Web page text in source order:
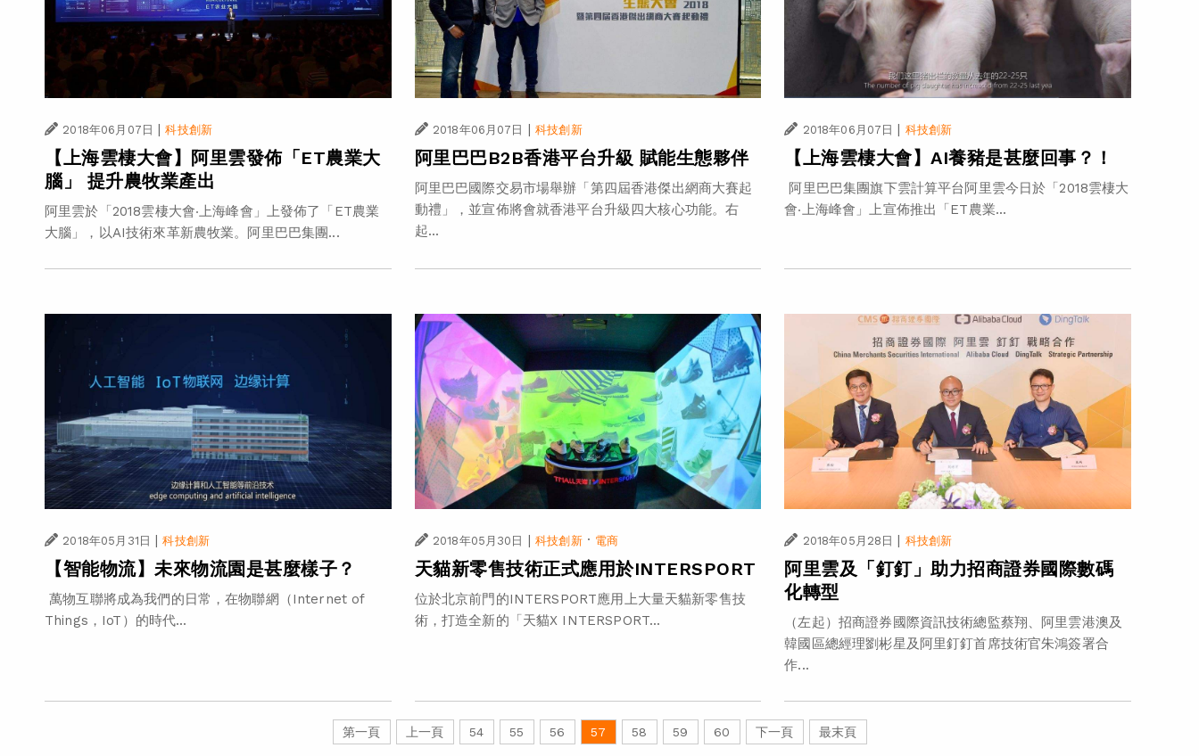
2018年06月07日 | 科技創新
【上海雲棲大會】阿里雲發佈「ET農業大
腦」 提升農牧業產出
阿里雲於「2018雲棲大會‧上海峰會」上發佈了「ET農業
大腦」，以AI技術來革新農牧業。阿里巴巴集團...
2018年06月07日 | 科技創新
阿里巴巴B2B香港平台升級 賦能生態夥伴
阿里巴巴國際交易市場舉辦「第四屆香港傑出網商大賽起
動禮」，並宣佈將會就香港平台升級四大核心功能。右
起...
2018年06月07日 | 科技創新
【上海雲棲大會】AI養豬是甚麼回事？！
阿里巴巴集團旗下雲計算平台阿里雲今日於「2018雲棲大
會‧上海峰會」上宣佈推出「ET農業...
2018年05月31日 | 科技創新
【智能物流】未來物流園是甚麼樣子？
萬物互聯將成為我們的日常，在物聯網（Internet of
Things，IoT）的時代...
2018年05月30日 | 科技創新· 電商
天貓新零售技術正式應用於INTERSPORT
位於北京前門的INTERSPORT應用上大量天貓新零售技
術，打造全新的「天貓X INTERSPORT...
2018年05月28日 | 科技創新
阿里雲及「釘釘」助力招商證券國際數碼
化轉型
（左起）招商證券國際資訊技術總監蔡翔、阿里雲港澳及
韓國區總經理劉彬星及阿里釘釘首席技術官朱鴻簽署合
作...
第一頁 上一頁 54 55 56 57 58 59 60 下一頁 最末頁